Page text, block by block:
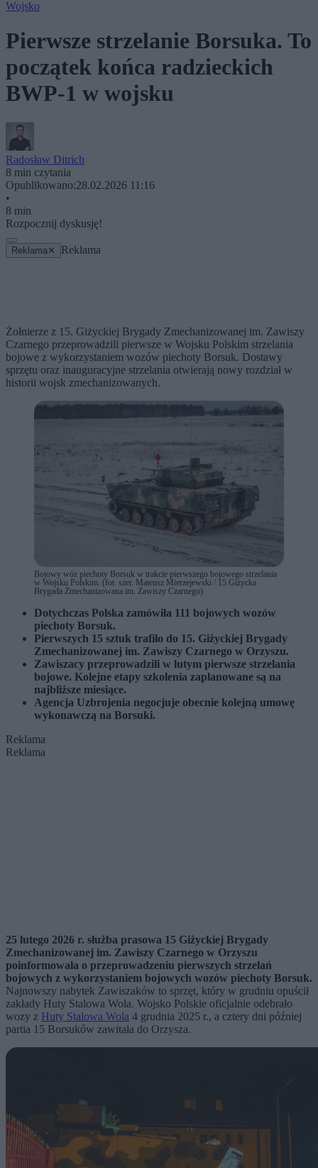
Wojsko
Pierwsze strzelanie Borsuka. To
początek końca radzieckich
BWP-1 w wojsku
Radosław Ditrich
8 min czytania
Opublikowano:28.02.2026 11:16
•
8 min
Rozpocznij dyskusję!
Reklama ✕ Reklama
Żołnierze z 15. Giżyckiej Brygady Zmechanizowanej im. Zawiszy
Czarnego przeprowadzili pierwsze w Wojsku Polskim strzelania
bojowe z wykorzystaniem wozów piechoty Borsuk. Dostawy
sprzętu oraz inauguracyjne strzelania otwierają nowy rozdział w
historii wojsk zmechanizowanych.
Bojowy wóz piechoty Borsuk w trakcie pierwszego bojowego strzelania
w Wojsku Polskim. (fot. szer. Mateusz Mierzejewski / 15 Giżycka
Brygada Zmechanizowana im. Zawiszy Czarnego)
Dotychczas Polska zamówiła 111 bojowych wozów
piechoty Borsuk.
Pierwszych 15 sztuk trafiło do 15. Giżyckiej Brygady
Zmechanizowanej im. Zawiszy Czarnego w Orzyszu.
Zawiszacy przeprowadzili w lutym pierwsze strzelania
bojowe. Kolejne etapy szkolenia zaplanowane są na
najbliższe miesiące.
Agencja Uzbrojenia negocjuje obecnie kolejną umowę
wykonawczą na Borsuki.
Reklama
Reklama
25 lutego 2026 r. służba prasowa 15 Giżyckiej Brygady
Zmechanizowanej im. Zawiszy Czarnego w Orzyszu
poinformowała o przeprowadzeniu pierwszych strzelań
bojowych z wykorzystaniem bojowych wozów piechoty Borsuk.
Najnowszy nabytek Zawiszaków to sprzęt, który w grudniu opuścił
zakłady Huty Stalowa Wola. Wojsko Polskie oficjalnie odebrało
wozy z Huty Stalowa Wola 4 grudnia 2025 r., a cztery dni później
partia 15 Borsuków zawitała do Orzysza.